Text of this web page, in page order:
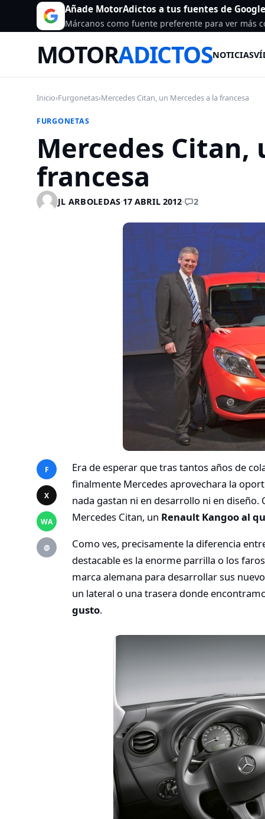
Añade MotorAdictos a tus fuentes de Google
Márcanos como fuente preferente para ver más
MOTORADICTOSNOTICIAS
Inicio›Furgonetas›Mercedes Citan, un Mercedes a la francesa
FURGONETAS
Mercedes Citan,
francesa
JL ARBOLEDAS·17 ABRIL 2012· 2
F
X
WA
@
Era de esperar que tras tantos años de
finalmente Mercedes aprovechara la
nada gastan ni en desarrollo ni en
Mercedes Citan, un Renault Kangoo al
Como ves, precisamente la diferencia
destacable es la enorme parrilla o los
marca alemana para desarrollar sus
un lateral o una trasera donde
gusto.